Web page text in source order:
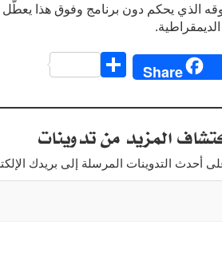
الذي يحكم دون برنامج وفوق هذا يعطّل
Share
ar
e
المزيد من تدوينات
أحدث التدوينات المرسلة إلى بريدك